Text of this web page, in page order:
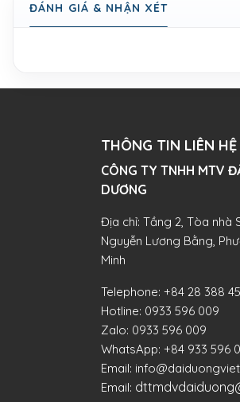
ĐÁNH GIÁ & NHẬN XÉT
THÔNG TIN LIÊN HỆ
CÔNG TY TNHH MTV
DƯƠNG​
Địa chỉ: Tầng 2, Tòa nhà
Nguyễn Lương Bằng,
Minh
Telephone: +84 28 388
Hotline: 0933 596 009
Zalo: 0933 596 009
WhatsApp: +84 933 596
Email:
Email: